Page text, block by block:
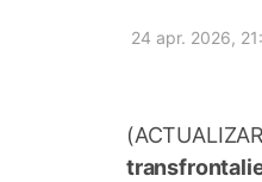
24 apr. 2026,